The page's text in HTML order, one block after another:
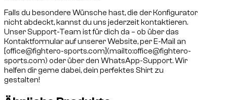
Falls du besondere Wünsche hast, die der Konfigurator
nicht abdeckt, kannst du uns jederzeit kontaktieren.
Unser Support-Team ist für dich da – ob über das
Kontaktformular auf unserer Website, per E-Mail an
[office@fightero-sports.com](mailto:office@fightero-
sports.com) oder über den WhatsApp-Support. Wir
helfen dir gerne dabei, dein perfektes Shirt zu
gestalten!